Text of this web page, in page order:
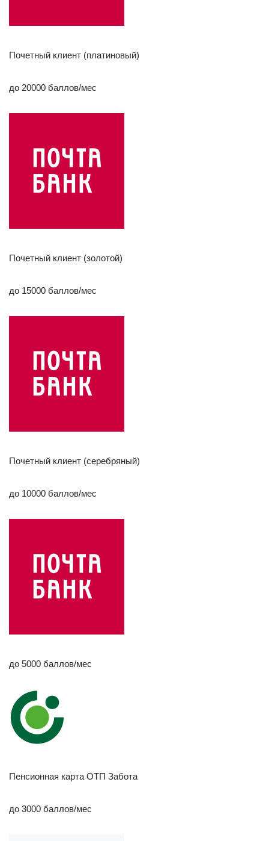
Почетный клиент (платиновый)
до 20000 баллов/мес
Почетный клиент (золотой)
до 15000 баллов/мес
Почетный клиент (серебряный)
до 10000 баллов/мес
до 5000 баллов/мес
Пенсионная карта ОТП Забота
до 3000 баллов/мес